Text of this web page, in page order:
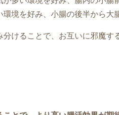
境を好み、小腸の後半から大
けることで、お互いに邪魔す